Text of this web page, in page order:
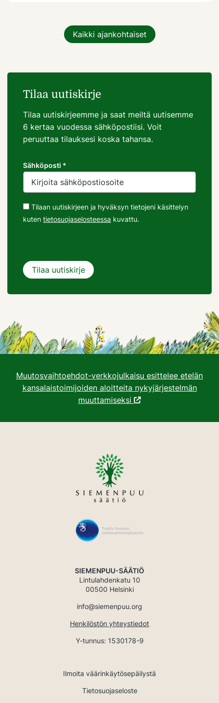
Kaikki ajankohtaiset
Tilaa uutiskirje
Tilaa uutiskirjeemme ja saat meiltä uutisemme
6 kertaa vuodessa sähköpostiisi. Voit
peruuttaa tilauksesi koska tahansa.
Sähköposti *
Tilaan uutiskirjeen ja hyväksyn tietojeni käsittelyn
kuten tietosuojaselosteessa kuvattu.
Muutosvaihtoehdot-verkkojulkaisu esittelee etelän
kansalaistoimijoiden aloitteita nykyjärjestelmän
muuttamiseksi
SIEMENPUU-SÄÄTIÖ
Lintulahdenkatu 10
00500 Helsinki
info@siemenpuu.org
Henkilöstön yhteystiedot
Y-tunnus: 1530178-9
Ilmoita väärinkäytösepäilystä
Tietosuojaseloste